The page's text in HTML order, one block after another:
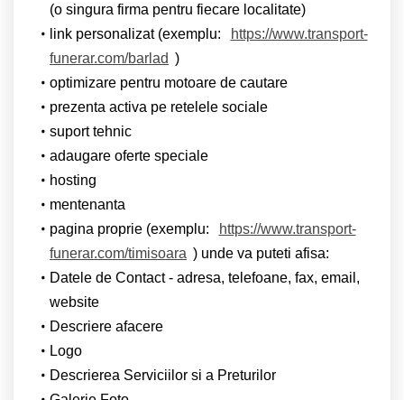
(o singura firma pentru fiecare localitate)
link personalizat (exemplu:
https://www.transport-
funerar.com/barlad )
optimizare pentru motoare de cautare
prezenta activa pe retelele sociale
suport tehnic
adaugare oferte speciale
hosting
mentenanta
pagina proprie (exemplu:
https://www.transport-
funerar.com/timisoara ) unde va puteti afisa:
Datele de Contact - adresa, telefoane, fax, email,
website
Descriere afacere
Logo
Descrierea Serviciilor si a Preturilor